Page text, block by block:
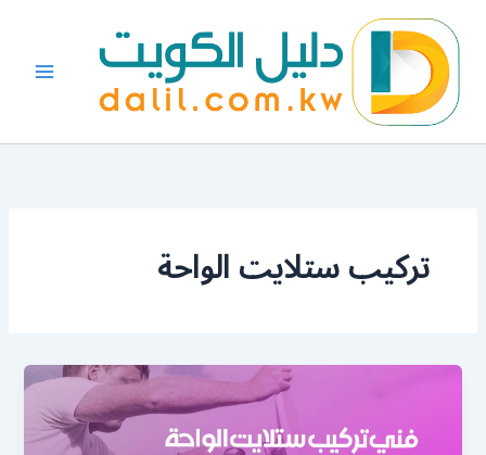
المحتوى
تركيب ستلايت الواحة